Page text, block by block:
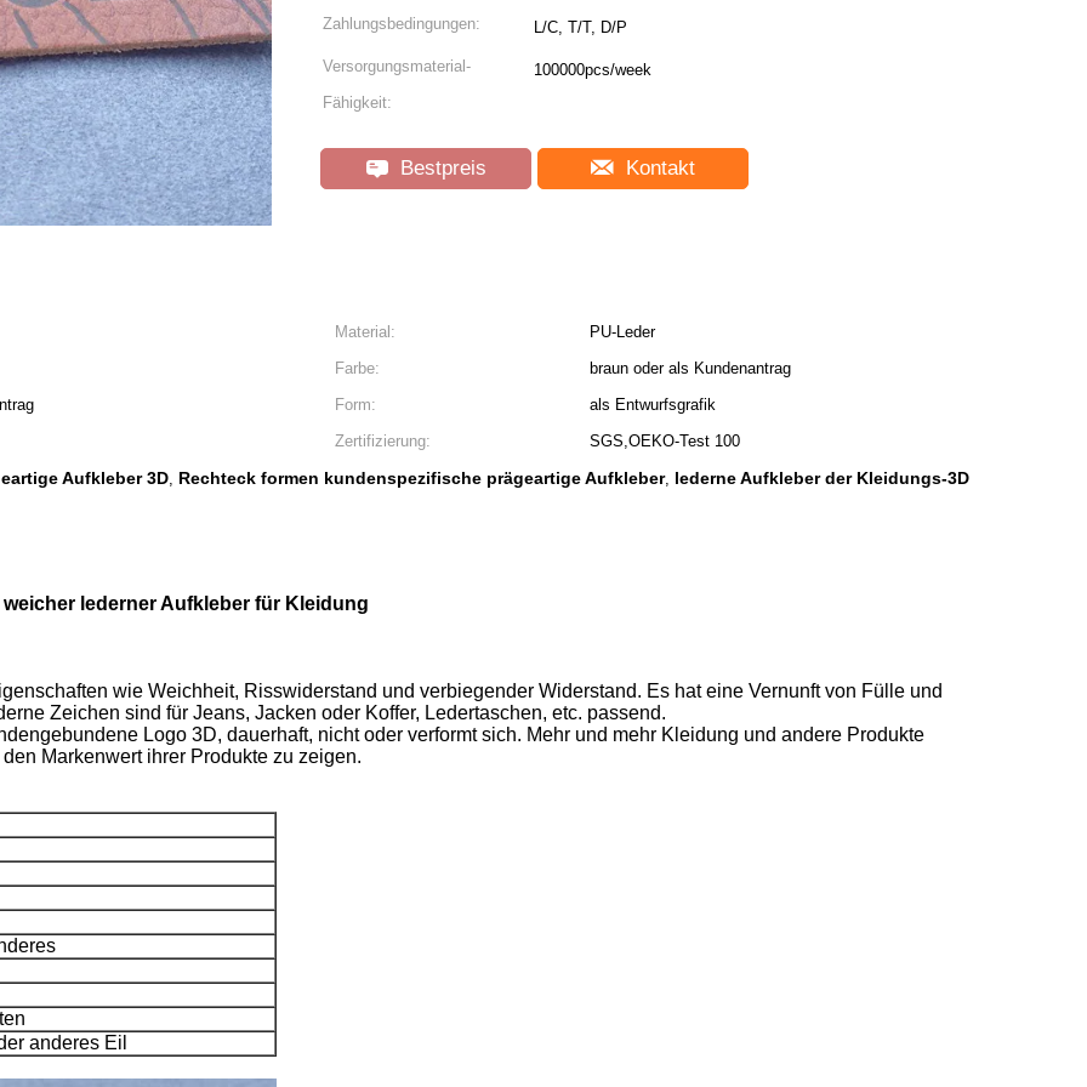
Zahlungsbedingungen: L/C, T/T, D/P
Versorgungsmaterial-
Fähigkeit:
100000pcs/week
Bestpreis Kontakt
Material:
PU-Leder
Farbe:
braun oder als Kundenantrag
Form:
als Entwurfsgrafik
Zertifizierung:
SGS,OEKO-Test 100
Aufkleber 3D, Rechteck formen kundenspezifische prägeartige Aufkleber, lederne Aufkleber der Kleidungs-3D
lederner Aufkleber für Kleidung
wie Weichheit, Risswiderstand und verbiegender Widerstand. Es hat eine Vernunft von Fülle und
Zeichen sind für Jeans, Jacken oder Koffer, Ledertaschen, etc. passend.
Logo 3D, dauerhaft, nicht oder verformt sich. Mehr und mehr Kleidung und andere Produkte
Markenwert ihrer Produkte zu zeigen.
anderes Eil